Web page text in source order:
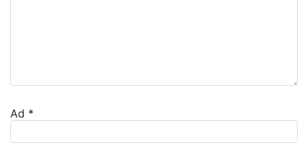
Ad *